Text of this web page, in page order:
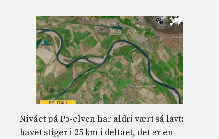
Nivået på Po-elven har aldri vært så lavt:
havet stiger i 25 km i deltaet, det er en